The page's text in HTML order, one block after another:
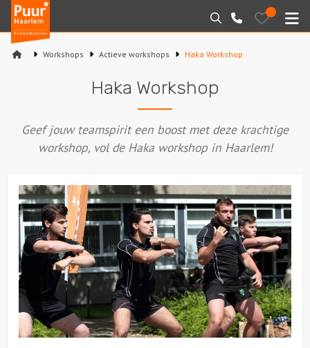
Puur*
Haarlem
bedrijfsuitjes
Zoeken
023-
2210130
Bewaarde
uitjes
Varen
Workshops
Rondleidingen
Locaties
Feesten
Over ons
Workshops Actieve workshops Haka Workshop
Haka Workshop
Geef jouw teamspirit een boost met deze krachtige
workshop, vol de Haka workshop in Haarlem!